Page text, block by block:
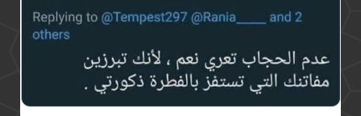
كتابات أكاديمية
بوستات من فيسبوك